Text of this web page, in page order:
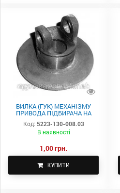
ВИЛКА (ГУК) МЕХАНІЗМУ
ПРИВОДА ПІДБИРАЧА НА
ПРЕС SIPMA 5223-130-008.03
Код: 5223-130-008.03
В наявності
1,00 грн.
КУПИТИ